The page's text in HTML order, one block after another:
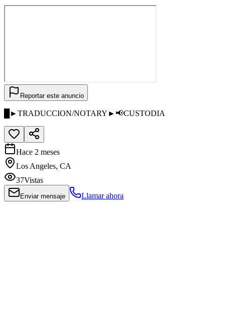
Reportar este anuncio
█►TRADUCCION/NOTARY►📢CUSTODIA
Hace 2 meses
Los Angeles, CA
37Vistas
Enviar mensaje Llamar ahora